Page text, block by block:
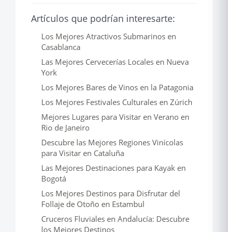
Artículos que podrían interesarte:
Los Mejores Atractivos Submarinos en
Casablanca
Las Mejores Cervecerías Locales en Nueva
York
Los Mejores Bares de Vinos en la Patagonia
Los Mejores Festivales Culturales en Zúrich
Mejores Lugares para Visitar en Verano en
Rio de Janeiro
Descubre las Mejores Regiones Vinícolas
para Visitar en Cataluña
Las Mejores Destinaciones para Kayak en
Bogotá
Los Mejores Destinos para Disfrutar del
Follaje de Otoño en Estambul
Cruceros Fluviales en Andalucía: Descubre
los Mejores Destinos